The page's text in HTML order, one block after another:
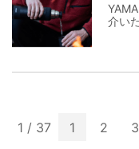
介い
1 / 37 1 2 3